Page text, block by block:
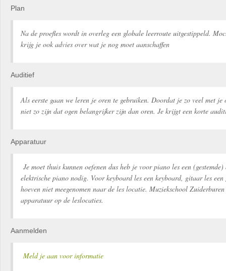
Plan
Na de proefles wordt in overleg een globale leerroute uitgestippeld.
krijg je ook advies over wat je nog moet aanschaffen
Auditief
Als eerste gaan we leren je oren te gebruiken. Doordat je zo veel met je
niet zo zijn dat ogen belangrijker zijn dan oren. Je krijgt een korte
Apparatuur
Je moet thuis kunnen oefenen dus heb je voor piano les een (gestemde)
elektrische piano nodig. Voor keyboard les een keyboard, gitaar les
hoeven niet meegenomen naar de les locatie. Muziekschool
apparatuur op de leslocaties.
Aanmelden
Meld je aan voor informatie